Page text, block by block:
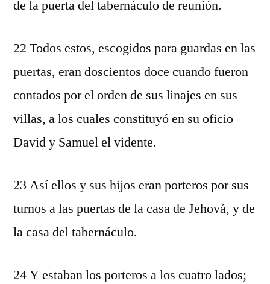
de la puerta del tabernáculo de reunión.
22 Todos estos, escogidos para guardas en las
puertas, eran doscientos doce cuando fueron
contados por el orden de sus linajes en sus
villas, a los cuales constituyó en su oficio
David y Samuel el vidente.
23 Así ellos y sus hijos eran porteros por sus
turnos a las puertas de la casa de Jehová, y de
la casa del tabernáculo.
24 Y estaban los porteros a los cuatro lados;